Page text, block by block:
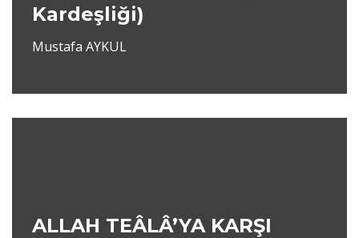
Kardeşliği)
Mustafa AYKUL
ALLAH TEÂLÂ’YA KARŞI